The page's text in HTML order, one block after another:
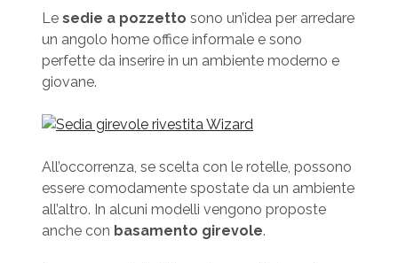
Le sedie a pozzetto sono un’idea per arredare
un angolo home office informale e sono
perfette da inserire in un ambiente moderno e
giovane.
All’occorrenza, se scelta con le rotelle, possono
essere comodamente spostate da un ambiente
all’altro. In alcuni modelli vengono proposte
anche con basamento girevole.